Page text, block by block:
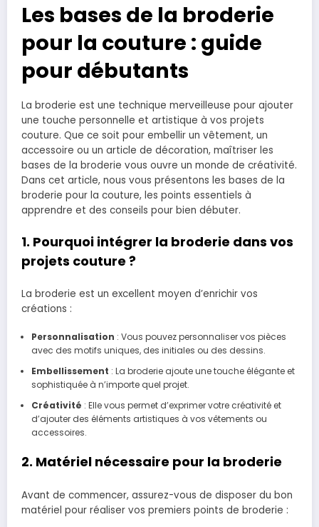
Les bases de la broderie
pour la couture : guide
pour débutants
La broderie est une technique merveilleuse pour ajouter
une touche personnelle et artistique à vos projets
couture. Que ce soit pour embellir un vêtement, un
accessoire ou un article de décoration, maîtriser les
bases de la broderie vous ouvre un monde de créativité.
Dans cet article, nous vous présentons les bases de la
broderie pour la couture, les points essentiels à
apprendre et des conseils pour bien débuter.
1. Pourquoi intégrer la broderie dans vos
projets couture ?
La broderie est un excellent moyen d’enrichir vos
créations :
Personnalisation : Vous pouvez personnaliser vos pièces
avec des motifs uniques, des initiales ou des dessins.
Embellissement : La broderie ajoute une touche élégante et
sophistiquée à n’importe quel projet.
Créativité : Elle vous permet d’exprimer votre créativité et
d’ajouter des éléments artistiques à vos vêtements ou
accessoires.
2. Matériel nécessaire pour la broderie
Avant de commencer, assurez-vous de disposer du bon
matériel pour réaliser vos premiers points de broderie :